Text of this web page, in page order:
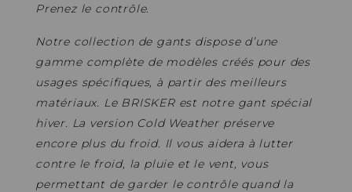
Prenez le contrôle.
Notre collection de gants dispose d’une
gamme complète de modèles créés pour des
usages spécifiques, à partir des meilleurs
matériaux. Le BRISKER est notre gant spécial
hiver. La version Cold Weather préserve
encore plus du froid. Il vous aidera à lutter
contre le froid, la pluie et le vent, vous
permettant de garder le contrôle quand la